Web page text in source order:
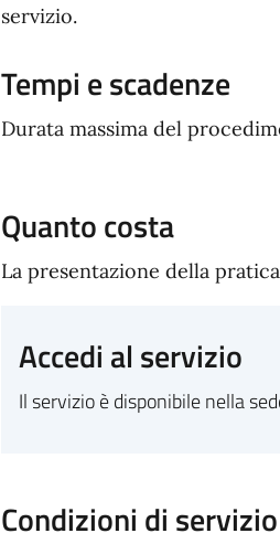
servizio.
Tempi e scadenze
Durata massima del
Quanto costa
La presentazione della
Accedi al servizio
Il servizio è disponibile nella
Condizioni di servizio